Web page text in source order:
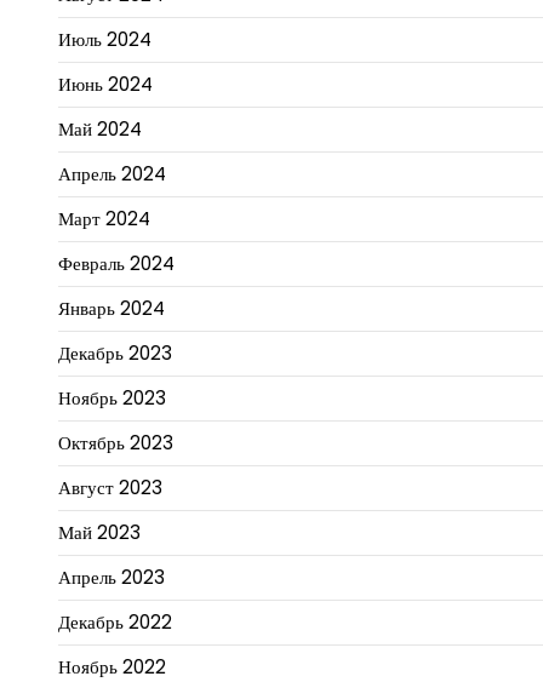
Июль 2024
Июнь 2024
Май 2024
Апрель 2024
Март 2024
Февраль 2024
Январь 2024
Декабрь 2023
Ноябрь 2023
Октябрь 2023
Август 2023
Май 2023
Апрель 2023
Декабрь 2022
Ноябрь 2022